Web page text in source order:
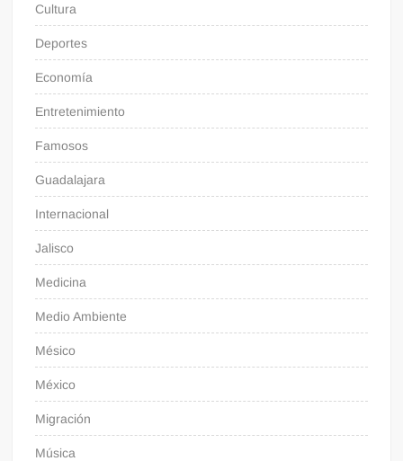
Cultura
Deportes
Economía
Entretenimiento
Famosos
Guadalajara
Internacional
Jalisco
Medicina
Medio Ambiente
Mésico
México
Migración
Música